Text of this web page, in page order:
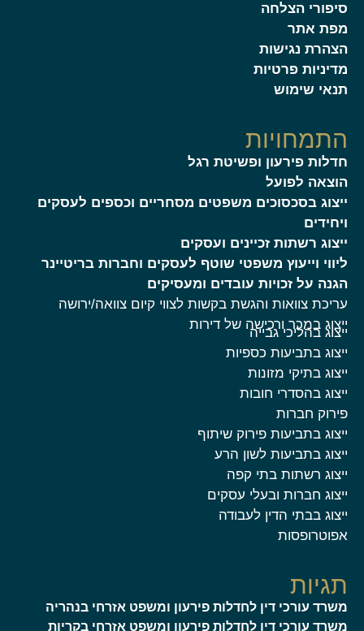
סיפורי הצלחה
מפת אתר
הצהרת נגישות
מדיניות פרטיות
תנאי שימוש
התמחויות
חדלות פירעון ופשיטת רגל
הוצאה לפועל
ייצוג בסכסוכים משפטים מסחריים וכספים לעסקים
ויחידים
ייצוג רשתות זכיינים ועסקים
ליווי וייעוץ משפטי שוטף לעסקים וחברות בריטיינר
הגנה על זכויות עובדים ומעסיקים
עריכת צוואות והגשת בקשות לצווי קיום צוואה/ירושה
ייצוג במכר ורכישה של דירות
ייצוג בהליכי גבייה
ייצוג בתביעות כספיות
ייצוג בתיקי מזונות
ייצוג בהסדרי חובות
פירוק חברות
ייצוג בתביעות פירוק שיתוף
ייצוג בתביעות לשון הרע
ייצוג רשתות בתי קפה
ייצוג חברות ובעלי עסקים
ייצוג בבתי הדין לעבודה
אפוטרופסות
תגיות
משרד עורכי דין לחדלות פירעון ומשפט אזרחי בנהריה
משרד עורכי דין לחדלות פירעון ומשפט אזרחי בקריות